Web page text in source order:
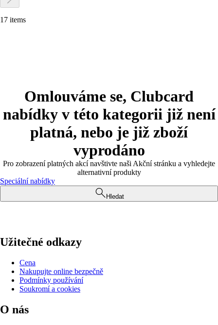
17 items
Omlouváme se, Clubcard
nabídky v této kategorii již není
platná, nebo je již zboží
vyprodáno
Pro zobrazení platných akcí navštivte naši Akční stránku a vyhledejte
alternativní produkty
Speciální nabídky
Hledat
Užitečné odkazy
Cena
Nakupujte online bezpečně
Podmínky používání
Soukromí a cookies
O nás